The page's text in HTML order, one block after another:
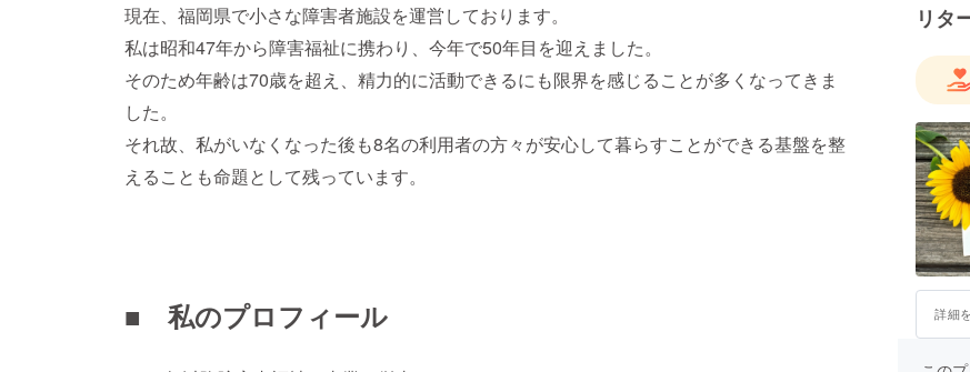
現在、福岡県で小さな障害者施設を運営しております。
私は昭和47年から障害福祉に携わり、今年で50年目を迎えました。
そのため年齢は70歳を超え、精力的に活動できるにも限界を感じることが多くなってきま
した。
それ故、私がいなくなった後も8名の利用者の方々が安心して暮らすことができる基盤を整
えることも命題として残っています。
■ 私のプロフィール
法）。
気で
ので
でに1
を伝え
リタ
詳細